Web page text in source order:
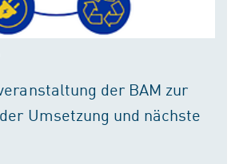
der BAM zur
Umsetzung und nächste